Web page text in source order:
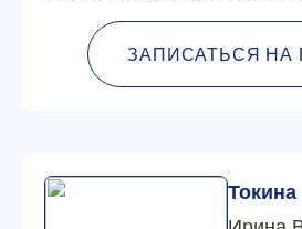
ЗАПИСАТЬСЯ НА
Токина